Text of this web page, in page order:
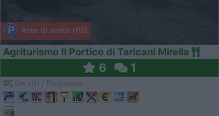
Area di sosta (PS)
Agriturismo Il Portico di Taricani Mirella
6 1